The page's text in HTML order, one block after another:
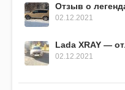
Отзыв о
02.12.2021
Lada XRAY —
02.12.2021